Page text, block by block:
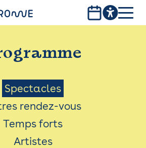
Spectacles
rendez-vous
Temps forts
Artistes